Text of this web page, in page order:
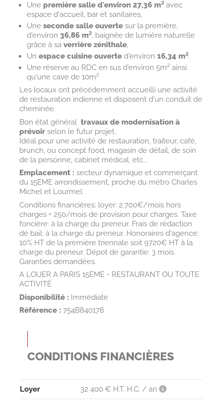
Une première salle d'environ 27,36 m²avec
espace d'accueil, bar et sanitaires,
Une seconde salle ouvertesur la première,
d'environ 36,86 m², baignée de lumière naturelle
grâce à sa verrière zénithale,
Un espace cuisine ouverted'environ 16,34 m².
Une réserve au RDC en sus d'environ 5m² ainsi
qu'une cave de 10m²
Les locaux ont précédemment accueilli une activité
de restauration indienne et disposent d'un conduit de
cheminée.
Bon état général  travaux de modernisation à
prévoirselon le futur projet.
Idéal pour une activité de restauration, traiteur, café,
brunch, ou concept food, magasin de détail, de soin
de la personne, cabinet médical, etc...
Emplacement : secteur dynamique et commerçant
du 15EME arrondissement, proche du métro Charles
Michel et Lourmel.
Conditions financières: loyer: 2.700€/mois hors
charges + 250/mois de provision pour charges. Taxe
foncière: à la charge du preneur. Frais de rédaction
de bail: à la charge du preneur. Honoraires d'agence:
10% HT de la première triennale soit 9720€ HT à la
charge du preneur. Dépot de garantie: 3 mois.
Garanties demandées.
A LOUER A PARIS 15EME - RESTAURANT OU TOUTE
ACTIVITÉ
Disponibilité : Immédiate
Référence : 754B840178
CONDITIONS FINANCIÈRES
Loyer 32 400 € H.T. H.C. / an